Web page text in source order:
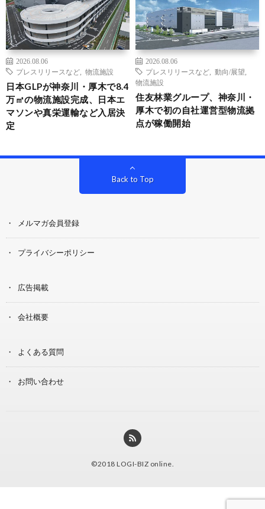
2026.08.06
プレスリリースなど
物流施設
日本GLPが神奈川・厚木で8.4
万㎡の物流施設完成、日本エ
マソンや真栄運輸など入居決
定
2026.08.06
プレスリリースなど
動向/展望
物流施設
住友林業グループ、神奈川・
厚木で初の自社運営型物流拠
点が稼働開始
Back to Top
メルマガ会員登録
プライバシーポリシー
広告掲載
会社概要
よくある質問
お問い合わせ
©2018 LOGI-BIZ online